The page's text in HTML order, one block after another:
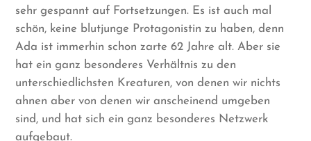
sehr gespannt auf Fortsetzungen. Es ist auch mal
schön, keine blutjunge Protagonistin zu haben, denn
Ada ist immerhin schon zarte 62 Jahre alt. Aber sie
hat ein ganz besonderes Verhältnis zu den
unterschiedlichsten Kreaturen, von denen wir nichts
ahnen aber von denen wir anscheinend umgeben
sind, und hat sich ein ganz besonderes Netzwerk
aufgebaut.